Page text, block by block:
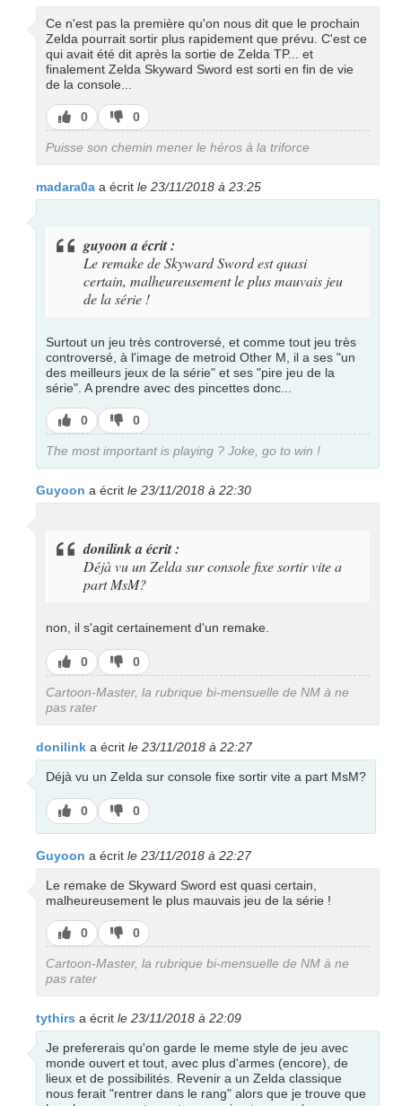
Ce n'est pas la première qu'on nous dit que le prochain
Zelda pourrait sortir plus rapidement que prévu. C'est ce
qui avait été dit après la sortie de Zelda TP... et
finalement Zelda Skyward Sword est sorti en fin de vie
de la console...
J’aime
0
J’aime
pas
0
Puisse son chemin mener le héros à la triforce
madara0a a écrit le 23/11/2018 à 23:25
guyoon a écrit :
Le remake de Skyward Sword est quasi
certain, malheureusement le plus mauvais jeu
de la série !
Surtout un jeu très controversé, et comme tout jeu très
controversé, à l'image de metroid Other M, il a ses "un
des meilleurs jeux de la série" et ses "pire jeu de la
série". A prendre avec des pincettes donc...
J’aime
0
J’aime
pas
0
The most important is playing ? Joke, go to win !
Guyoon a écrit le 23/11/2018 à 22:30
donilink a écrit :
Déjà vu un Zelda sur console fixe sortir vite a
part MsM?
non, il s'agit certainement d'un remake.
J’aime
0
J’aime
pas
0
Cartoon-Master, la rubrique bi-mensuelle de NM à ne
pas rater
donilink a écrit le 23/11/2018 à 22:27
Déjà vu un Zelda sur console fixe sortir vite a part MsM?
J’aime
0
J’aime
pas
0
Guyoon a écrit le 23/11/2018 à 22:27
Le remake de Skyward Sword est quasi certain,
malheureusement le plus mauvais jeu de la série !
J’aime
0
J’aime
pas
0
Cartoon-Master, la rubrique bi-mensuelle de NM à ne
pas rater
tythirs a écrit le 23/11/2018 à 22:09
Je prefererais qu'on garde le meme style de jeu avec
monde ouvert et tout, avec plus d'armes (encore), de
lieux et de possibilités. Revenir a un Zelda classique
nous ferait "rentrer dans le rang" alors que je trouve que